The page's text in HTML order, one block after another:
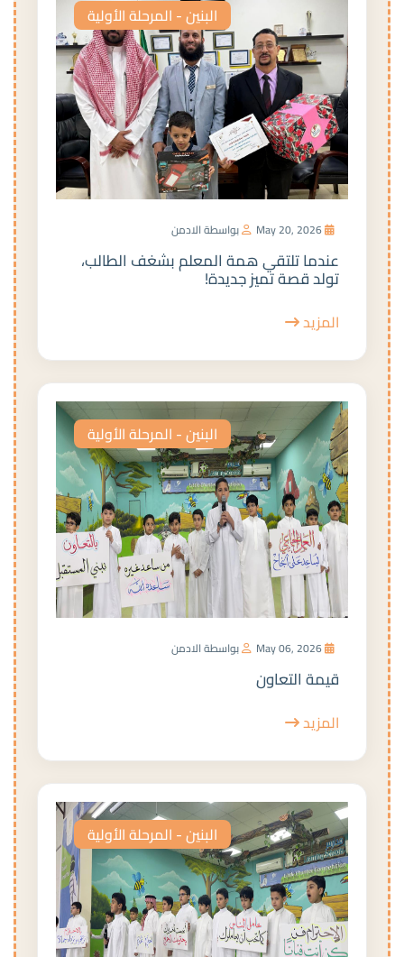
البنين - المرحلة الأولية
بواسطة الادمن
عندما تلتقي همة المعلم بشغف الطالب،
تولد قصة تميز جديدة!
المزيد
البنين - المرحلة الأولية
بواسطة الادمن
قيمة التعاون
المزيد
البنين - المرحلة الأولية